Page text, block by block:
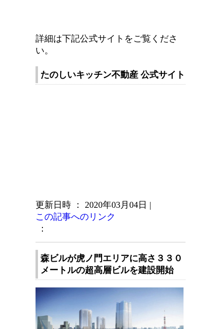
詳細は下記公式サイトをご覧くださ
い。
たのしいキッチン不動産 公式サイト
更新日時 ： 2020年03月04日 |
この記事へのリンク
：
森ビルが虎ノ門エリアに高さ３３０
メートルの超高層ビルを建設開始